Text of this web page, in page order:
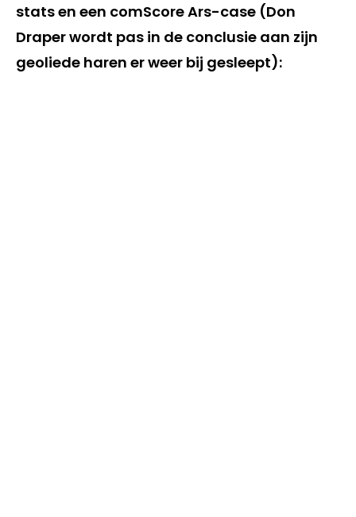
stats en een comScore Ars-case (Don
Draper wordt pas in de conclusie aan zijn
geoliede haren er weer bij gesleept):